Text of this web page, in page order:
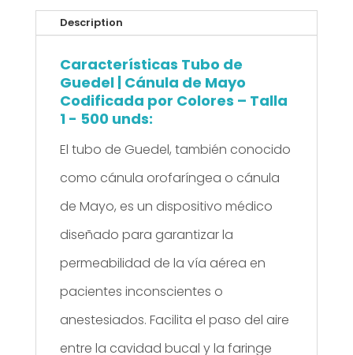
-
500
unds
Description
Características Tubo de
Guedel | Cánula de Mayo
Codificada por Colores – Talla
1 - 500 unds:
El tubo de Guedel, también conocido
como cánula orofaríngea o cánula
de Mayo, es un dispositivo médico
diseñado para garantizar la
permeabilidad de la vía aérea en
pacientes inconscientes o
anestesiados. Facilita el paso del aire
entre la cavidad bucal y la faringe